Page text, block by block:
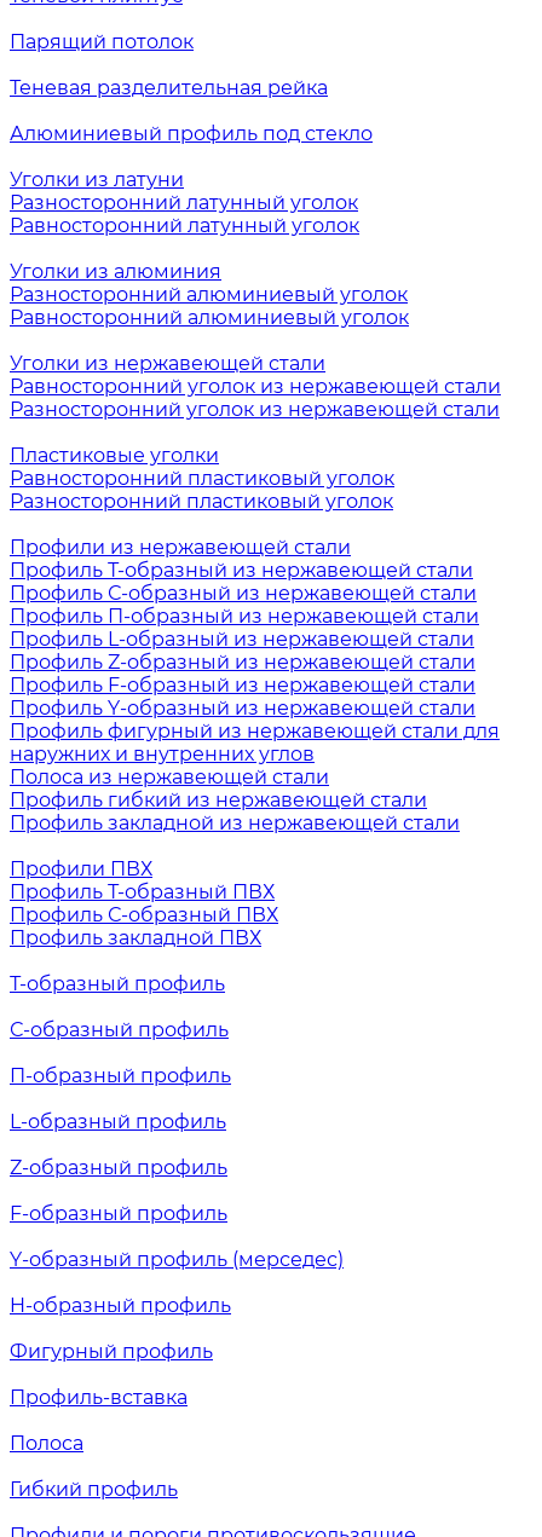
Парящий потолок
Теневая разделительная рейка
Алюминиевый профиль под стекло
Уголки из латуни
Разносторонний латунный уголок
Равносторонний латунный уголок
Уголки из алюминия
Разносторонний алюминиевый уголок
Равносторонний алюминиевый уголок
Уголки из нержавеющей стали
Равносторонний уголок из нержавеющей стали
Разносторонний уголок из нержавеющей стали
Пластиковые уголки
Равносторонний пластиковый уголок
Разносторонний пластиковый уголок
Профили из нержавеющей стали
Профиль Т-образный из нержавеющей стали
Профиль С-образный из нержавеющей стали
Профиль П-образный из нержавеющей стали
Профиль L-образный из нержавеющей стали
Профиль Z-образный из нержавеющей стали
Профиль F-образный из нержавеющей стали
Профиль Y-образный из нержавеющей стали
Профиль фигурный из нержавеющей стали для
наружних и внутренних углов
Полоса из нержавеющей стали
Профиль гибкий из нержавеющей стали
Профиль закладной из нержавеющей стали
Профили ПВХ
Профиль Т-образный ПВХ
Профиль С-образный ПВХ
Профиль закладной ПВХ
Т-образный профиль
С-образный профиль
П-образный профиль
L-образный профиль
Z-образный профиль
F-образный профиль
Y-образный профиль (мерседес)
H-образный профиль
Фигурный профиль
Профиль-вставка
Полоса
Гибкий профиль